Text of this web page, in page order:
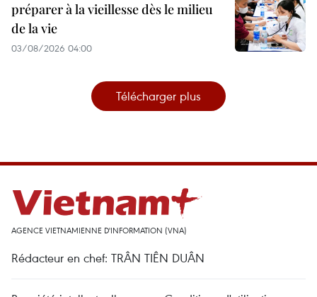
préparer à la vieillesse dès le milieu
de la vie
03/08/2026 04:00
Télécharger plus
AGENCE VIETNAMIENNE D'INFORMATION (VNA)
Rédacteur en chef: TRÂN TIÊN DUÂN